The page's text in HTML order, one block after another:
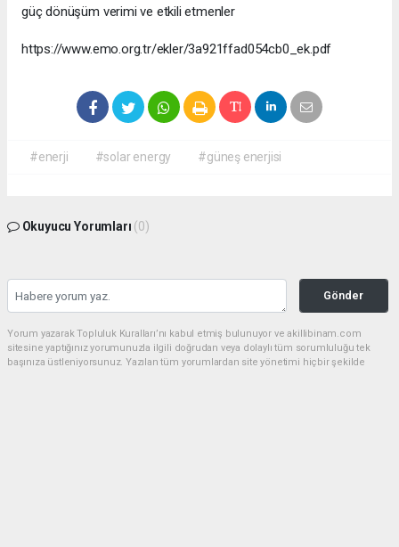
güç dönüşüm verimi ve etkili etmenler
https://www.emo.org.tr/ekler/3a921ffad054cb0_ek.pdf
#enerji #solar energy #güneş enerjisi
Okuyucu Yorumları (0)
Gönder
Yorum yazarak Topluluk Kuralları’nı kabul etmiş bulunuyor ve akillibinam.com
sitesine yaptığınız yorumunuzla ilgili doğrudan veya dolaylı tüm sorumluluğu tek
başınıza üstleniyorsunuz. Yazılan tüm yorumlardan site yönetimi hiçbir şekilde